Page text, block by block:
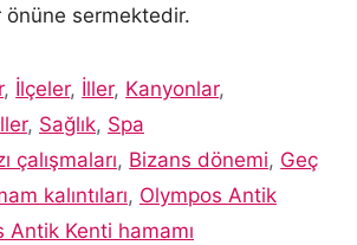
önüne sermektedir.
, İlçeler, İller, Kanyonlar,
, Sağlık, Spa
çalışmaları, Bizans dönemi, Geç
kalıntıları, Olympos Antik
Antik Kenti hamamı